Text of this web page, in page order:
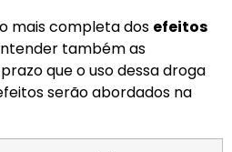
mais completa dos efeitos
também as
que o uso dessa droga
serão abordados na